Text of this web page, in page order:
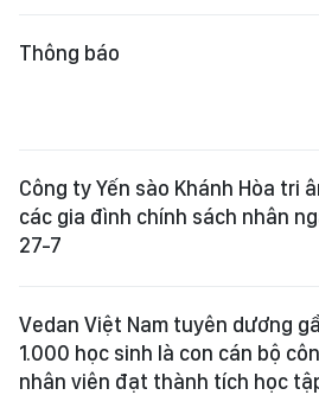
Thông báo
Công ty Yến sào Khánh Hòa tri
các gia đình chính sách nhân
27-7
Vedan Việt Nam tuyên dương
1.000 học sinh là con cán bộ
nhân viên đạt thành tích học